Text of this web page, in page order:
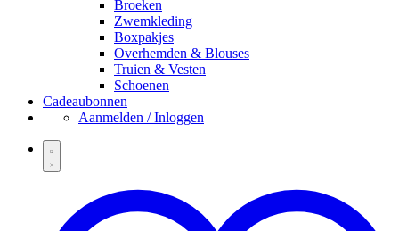
Broeken
Zwemkleding
Boxpakjes
Overhemden & Blouses
Truien & Vesten
Schoenen
Cadeaubonnen
Aanmelden / Inloggen